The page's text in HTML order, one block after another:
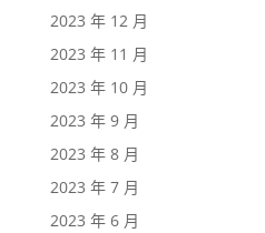
2023 年 12 月
2023 年 11 月
2023 年 10 月
2023 年 9 月
2023 年 8 月
2023 年 7 月
2023 年 6 月